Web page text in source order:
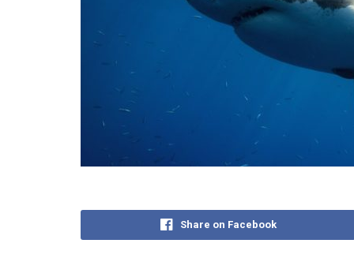
Share on Facebook